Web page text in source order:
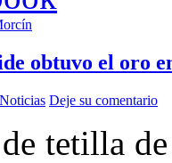
obtuvo el oro
Noticias Deje su comentario
tetilla